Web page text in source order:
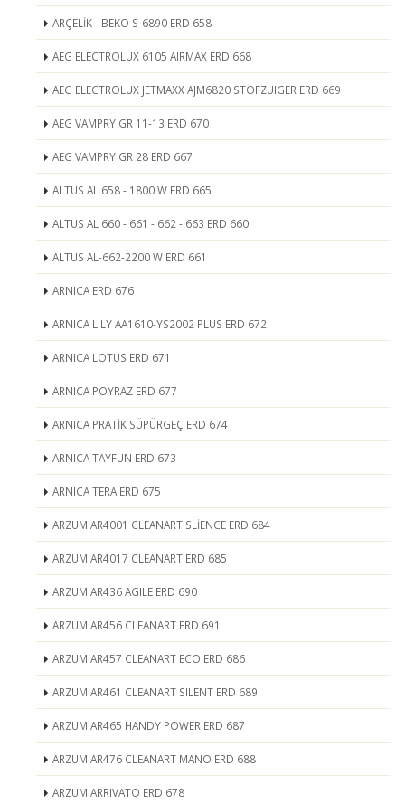
ARÇELİK - BEKO S-6890 ERD 658
AEG ELECTROLUX 6105 AIRMAX ERD 668
AEG ELECTROLUX JETMAXX AJM6820 STOFZUIGER ERD 669
AEG VAMPRY GR 11-13 ERD 670
AEG VAMPRY GR 28 ERD 667
ALTUS AL 658 - 1800 W ERD 665
ALTUS AL 660 - 661 - 662 - 663 ERD 660
ALTUS AL-662-2200 W ERD 661
ARNICA ERD 676
ARNICA LILY AA1610-YS2002 PLUS ERD 672
ARNICA LOTUS ERD 671
ARNICA POYRAZ ERD 677
ARNICA PRATİK SÜPÜRGEÇ ERD 674
ARNICA TAYFUN ERD 673
ARNICA TERA ERD 675
ARZUM AR4001 CLEANART SLİENCE ERD 684
ARZUM AR4017 CLEANART ERD 685
ARZUM AR436 AGILE ERD 690
ARZUM AR456 CLEANART ERD 691
ARZUM AR457 CLEANART ECO ERD 686
ARZUM AR461 CLEANART SILENT ERD 689
ARZUM AR465 HANDY POWER ERD 687
ARZUM AR476 CLEANART MANO ERD 688
ARZUM ARRIVATO ERD 678